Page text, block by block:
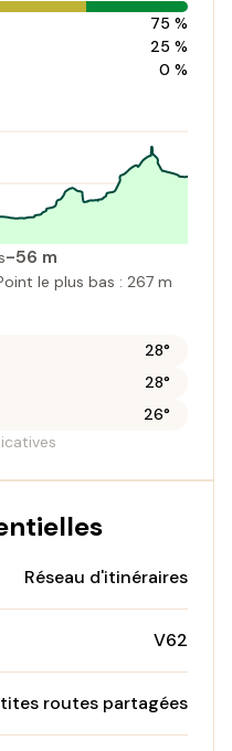
75 %
25 %
0 %
-56 m
le plus bas : 267 m
28°
28°
26°
Réseau d'itinéraires
V62
routes partagées